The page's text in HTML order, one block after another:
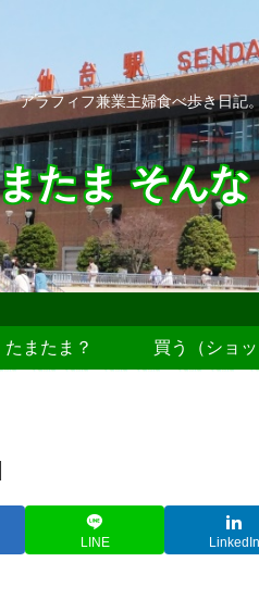
アラフィフ兼業主婦食べ歩き日記
たま そん
たまたま？ 買う（ショッ
LINE LinkedIn